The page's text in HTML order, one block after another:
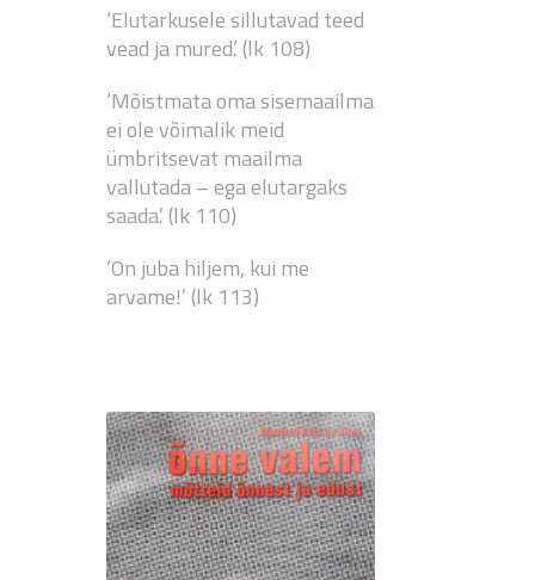
‘Elutarkusele sillutavad teed
vead ja mured.’ (lk 108)
‘Mõistmata oma sisemaailma
ei ole võimalik meid
ümbritsevat maailma
vallutada – ega elutargaks
saada.’ (lk 110)
‘On juba hiljem, kui me
arvame!’ (lk 113)